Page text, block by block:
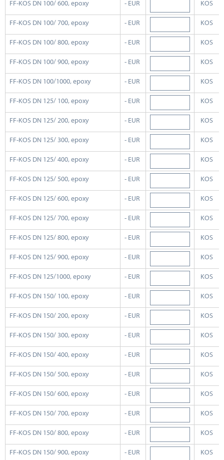
FF-KOS DN 100/ 600, epoxy - EUR KOS
FF-KOS DN 100/ 700, epoxy - EUR KOS
FF-KOS DN 100/ 800, epoxy - EUR KOS
FF-KOS DN 100/ 900, epoxy - EUR KOS
FF-KOS DN 100/1000, epoxy - EUR KOS
FF-KOS DN 125/ 100, epoxy - EUR KOS
FF-KOS DN 125/ 200, epoxy - EUR KOS
FF-KOS DN 125/ 300, epoxy - EUR KOS
FF-KOS DN 125/ 400, epoxy - EUR KOS
FF-KOS DN 125/ 500, epoxy - EUR KOS
FF-KOS DN 125/ 600, epoxy - EUR KOS
FF-KOS DN 125/ 700, epoxy - EUR KOS
FF-KOS DN 125/ 800, epoxy - EUR KOS
FF-KOS DN 125/ 900, epoxy - EUR KOS
FF-KOS DN 125/1000, epoxy - EUR KOS
FF-KOS DN 150/ 100, epoxy - EUR KOS
FF-KOS DN 150/ 200, epoxy - EUR KOS
FF-KOS DN 150/ 300, epoxy - EUR KOS
FF-KOS DN 150/ 400, epoxy - EUR KOS
FF-KOS DN 150/ 500, epoxy - EUR KOS
FF-KOS DN 150/ 600, epoxy - EUR KOS
FF-KOS DN 150/ 700, epoxy - EUR KOS
FF-KOS DN 150/ 800, epoxy - EUR KOS
FF-KOS DN 150/ 900, epoxy - EUR KOS